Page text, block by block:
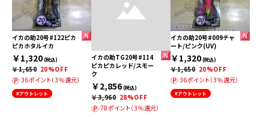
イカの助20号#122ピカ
ピカホタルイカ
￥1,320(税込)
￥1,650 20%OFF
36ポイント（3％還元）
#アウトレット
イカの助TG20号#114
ピカピカレッド/スモー
ク
￥2,856(税込)
￥3,960 28%OFF
78ポイント（3％還元）
イカの助20号#009チャ
ート/ピンク(UV)
￥1,320(税込)
￥1,650 20%OFF
36ポイント（3％還元）
#アウトレット